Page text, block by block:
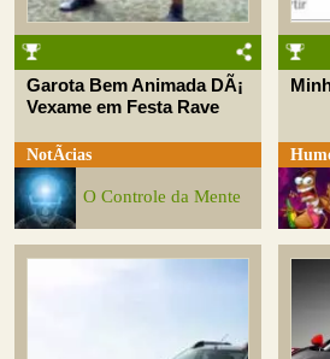
Garota Bem Animada DÃ¡
Vexame em Festa Rave
NotÃ­cias
O Controle da Mente